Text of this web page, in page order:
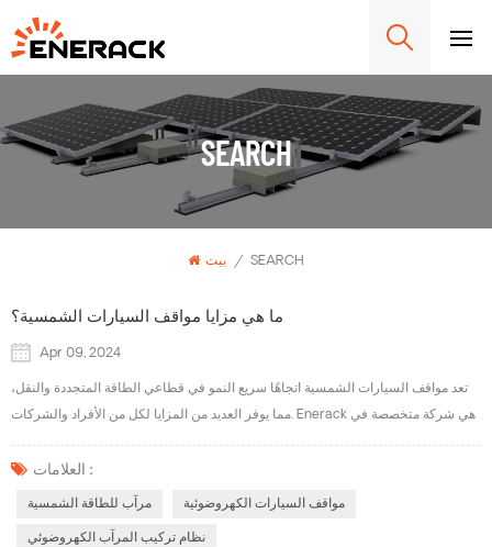
SEARCH
بيت / SEARCH
ما هي مزايا مواقف السيارات الشمسية؟
Apr 09, 2024
تعد مواقف السيارات الشمسية اتجاهًا سريع النمو في قطاعي الطاقة المتجددة والنقل،
مما يوفر العديد من المزايا لكل من الأفراد والشركات. Enerack هي شركة متخصصة في
السيارات الكهروضوئي الخاص بنا حلولاً مبسطة واقتصادية توفر مزيجًا مثاليًا من مواقف
السيارات المظللة وتوليد الطاقة الشمسية بالإضافة إلى شحن المركبات الكهربائية. يتم
العلامات :
مرآب للطاقة الشمسية مواقف السيارات الكهروضوئية
نظام تركيب المرآب الكهروضوئي